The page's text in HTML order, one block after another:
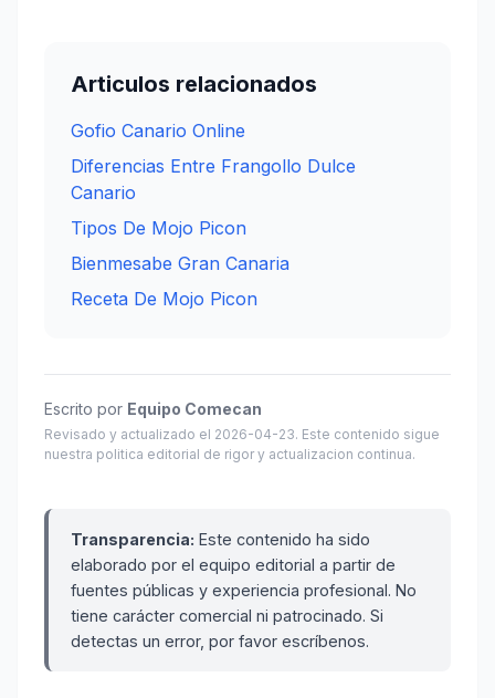
Articulos relacionados
Gofio Canario Online
Diferencias Entre Frangollo Dulce
Canario
Tipos De Mojo Picon
Bienmesabe Gran Canaria
Receta De Mojo Picon
Escrito por Equipo Comecan
Revisado y actualizado el 2026-04-23. Este contenido sigue
nuestra politica editorial de rigor y actualizacion continua.
Transparencia: Este contenido ha sido
elaborado por el equipo editorial a partir de
fuentes públicas y experiencia profesional. No
tiene carácter comercial ni patrocinado. Si
detectas un error, por favor escríbenos.